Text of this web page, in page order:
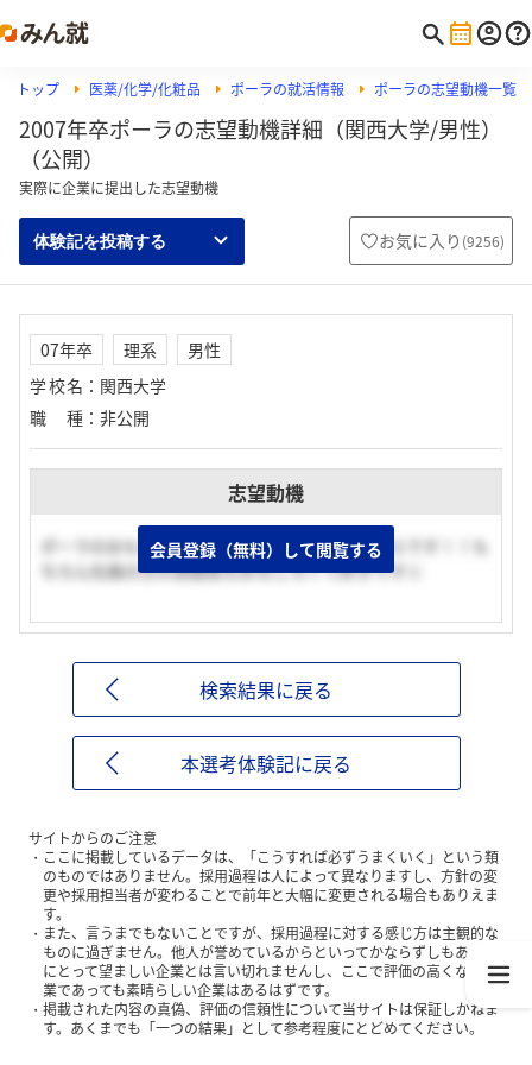
トップ 医薬/化学/化粧品 ポーラの就活情報 ポーラの志望動機一覧
2007年卒ポーラの志望動機詳細（関西大学/男性）
（公開）
実際に企業に提出した志望動機
体験記を投稿する お気に入り (9256)
07年卒 理系
男性
学校名 ： 関西大学
職種 ： 非公開
志望動機
ポーラのおもしろい社風と化粧品が大好きだからです！！も
ちろん社員の方の雰囲気もおもしろくて好きです☆
会員登録（無料）して閲覧する
検索結果に戻る
本選考体験記に戻る
サイトからのご注意
ここに掲載しているデータは、「こうすれば必ずうまくいく」という類
のものではありません。採用過程は人によって異なりますし、方針の変
更や採用担当者が変わることで前年と大幅に変更される場合もありえま
す。
また、言うまでもないことですが、採用過程に対する感じ方は主観的な
ものに過ぎません。他人が誉めているからといってかならずしもあなた
にとって望ましい企業とは言い切れませんし、ここで評価の高くない企
業であっても素晴らしい企業はあるはずです。
掲載された内容の真偽、評価の信頼性について当サイトは保証しかねま
す。あくまでも「一つの結果」として参考程度にとどめてください。